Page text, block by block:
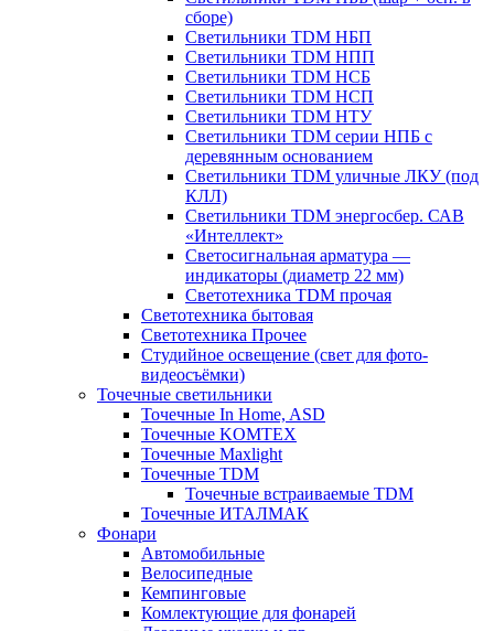
сборе)
Светильники TDM НБП
Светильники TDM НПП
Светильники TDM НСБ
Светильники TDM НСП
Светильники TDM НТУ
Светильники TDM серии НПБ с
деревянным основанием
Светильники TDM уличные ЛКУ (под
КЛЛ)
Светильники TDM энергосбер. САВ
«Интеллект»
Светосигнальная арматура —
индикаторы (диаметр 22 мм)
Светотехника TDM прочая
Светотехника бытовая
Светотехника Прочее
Студийное освещение (свет для фото-
видеосъёмки)
Точечные светильники
Точечные In Home, ASD
Точечные KOMTEX
Точечные Maxlight
Точечные TDM
Точечные встраиваемые TDM
Точечные ИТАЛМАК
Фонари
Автомобильные
Велосипедные
Кемпинговые
Комлектующие для фонарей